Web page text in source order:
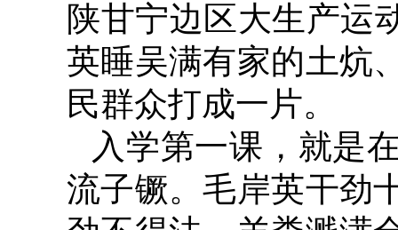
陕甘宁边区大生产运
英睡吴满有家的土炕
民群众打成一片。
入学第一课，就是
流子镢。毛岸英干劲